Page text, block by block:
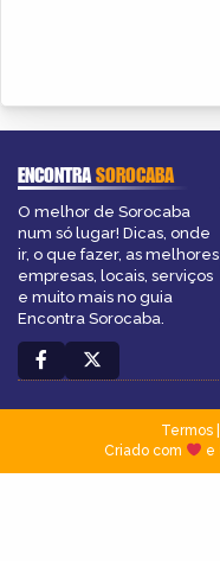
ENCONTRASOROCABA
O melhor de Sorocaba
num só lugar! Dicas, onde
ir, o que fazer, as melhores
empresas, locais, serviços
e muito mais no guia
Encontra Sorocaba.
Termos|
Criado com
e